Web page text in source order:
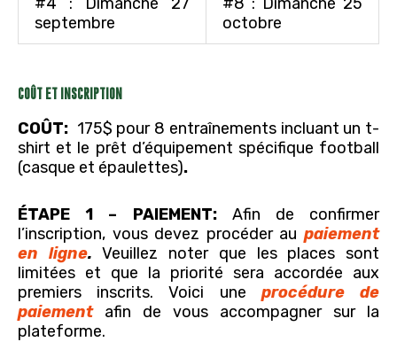
septembre
octobre
COÛT ET INSCRIPTION
COÛT: 175$ pour 8 entraînements incluant un t-
shirt et le prêt d’équipement spécifique football
(casque et épaulettes).
ÉTAPE 1 – PAIEMENT: Afin de confirmer
l’inscription, vous devez procéder au paiement
en ligne. Veuillez noter que les places sont
limitées et que la priorité sera accordée aux
premiers inscrits. Voici une procédure de
paiementafin de vous accompagner sur la
plateforme.